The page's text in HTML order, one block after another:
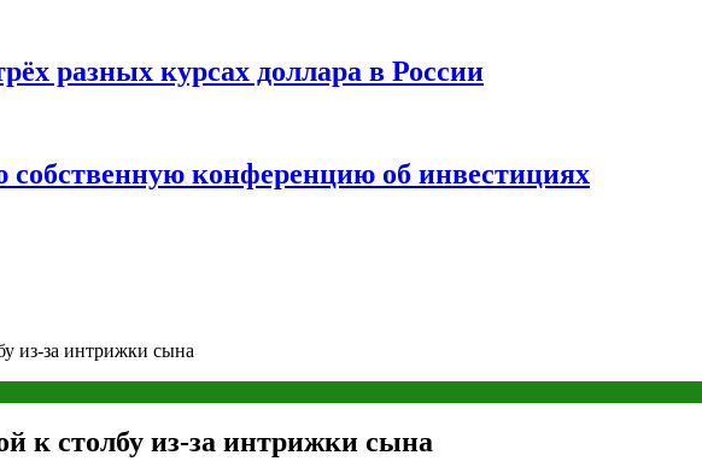
разных курсах доллара в России
собственную конференцию об инвестициях
из-за интрижки сына
к столбу из-за интрижки сына